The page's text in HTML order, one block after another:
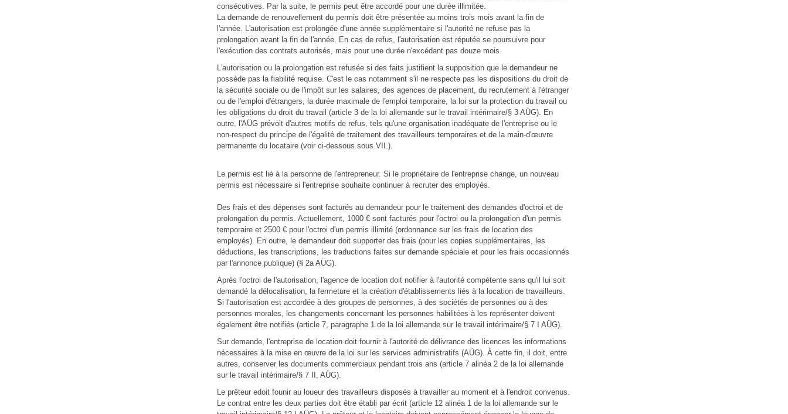
consécutives. Par la suite, le permis peut être accordé pour une durée illimitée.
La demande de renouvellement du permis doit être présentée au moins trois mois avant la fin de
l'année. L'autorisation est prolongée d'une année supplémentaire si l'autorité ne refuse pas la
prolongation avant la fin de l'année. En cas de refus, l'autorisation est réputée se poursuivre pour
l'exécution des contrats autorisés, mais pour une durée n'excédant pas douze mois.
L'autorisation ou la prolongation est refusée si des faits justifient la supposition que le demandeur ne
possède pas la fiabilité requise. C'est le cas notamment s'il ne respecte pas les dispositions du droit de
la sécurité sociale ou de l'impôt sur les salaires, des agences de placement, du recrutement à l'étranger
ou de l'emploi d'étrangers, la durée maximale de l'emploi temporaire, la loi sur la protection du travail ou
les obligations du droit du travail (article 3 de la loi allemande sur le travail intérimaire/§ 3 AÜG). En
outre, l'AÜG prévoit d'autres motifs de refus, tels qu'une organisation inadéquate de l'entreprise ou le
non-respect du principe de l'égalité de traitement des travailleurs temporaires et de la main-d'œuvre
permanente du locataire (voir ci-dessous sous VII.).
Le permis est lié à la personne de l'entrepreneur. Si le propriétaire de l'entreprise change, un nouveau
permis est nécessaire si l'entreprise souhaite continuer à recruter des employés.
Des frais et des dépenses sont facturés au demandeur pour le traitement des demandes d'octroi et de
prolongation du permis. Actuellement, 1000 € sont facturés pour l'octroi ou la prolongation d'un permis
temporaire et 2500 € pour l'octroi d'un permis illimité (ordonnance sur les frais de location des
employés). En outre, le demandeur doit supporter des frais (pour les copies supplémentaires, les
déductions, les transcriptions, les traductions faites sur demande spéciale et pour les frais occasionnés
par l'annonce publique) (§ 2a AÜG).
Après l'octroi de l'autorisation, l'agence de location doit notifier à l'autorité compétente sans qu'il lui soit
demandé la délocalisation, la fermeture et la création d'établissements liés à la location de travailleurs.
Si l'autorisation est accordée à des groupes de personnes, à des sociétés de personnes ou à des
personnes morales, les changements concernant les personnes habilitées à les représenter doivent
également être notifiés (article 7, paragraphe 1 de la loi allemande sur le travail intérimaire/§ 7 I AÜG).
Sur demande, l'entreprise de location doit fournir à l'autorité de délivrance des licences les informations
nécessaires à la mise en œuvre de la loi sur les services administratifs (AÜG). À cette fin, il doit, entre
autres, conserver les documents commerciaux pendant trois ans (article 7 alinéa 2 de la loi allemande
sur le travail intérimaire/§ 7 II, AÜG).
Le prêteur edoit founir au loueur des travailleurs disposés à travailler au moment et à l'endroit convenus.
Le contrat entre les deux parties doit être établi par écrit (article 12 alinéa 1 de la loi allemande sur le